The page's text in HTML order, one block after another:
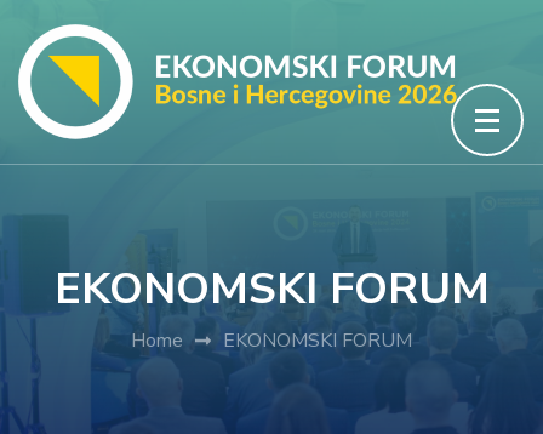
content
(Press
Enter)
EKONOMSKI FORUM
Home EKONOMSKI FORUM